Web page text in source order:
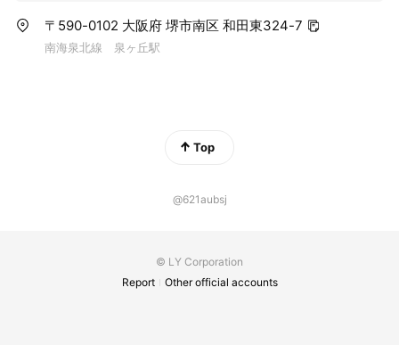
〒590-0102 大阪府 堺市南区 和田東324-7
南海泉北線 泉ヶ丘駅
Top
@621aubsj
© LY Corporation
Report
Other official accounts